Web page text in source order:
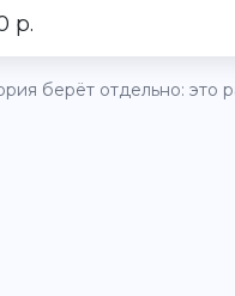
р.
берёт отдельно: это